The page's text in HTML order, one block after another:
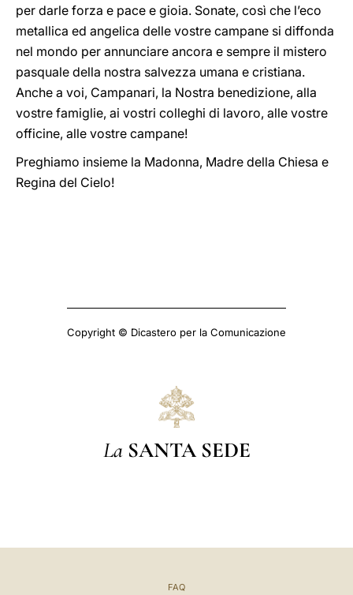
per darle forza e pace e gioia. Sonate, così che l’eco
metallica ed angelica delle vostre campane si diffonda
nel mondo per annunciare ancora e sempre il mistero
pasquale della nostra salvezza umana e cristiana.
Anche a voi, Campanari, la Nostra benedizione, alla
vostre famiglie, ai vostri colleghi di lavoro, alle vostre
officine, alle vostre campane!
Preghiamo insieme la Madonna, Madre della Chiesa e
Regina del Cielo!
Copyright © Dicastero per la Comunicazione
La SANTA SEDE
FAQ